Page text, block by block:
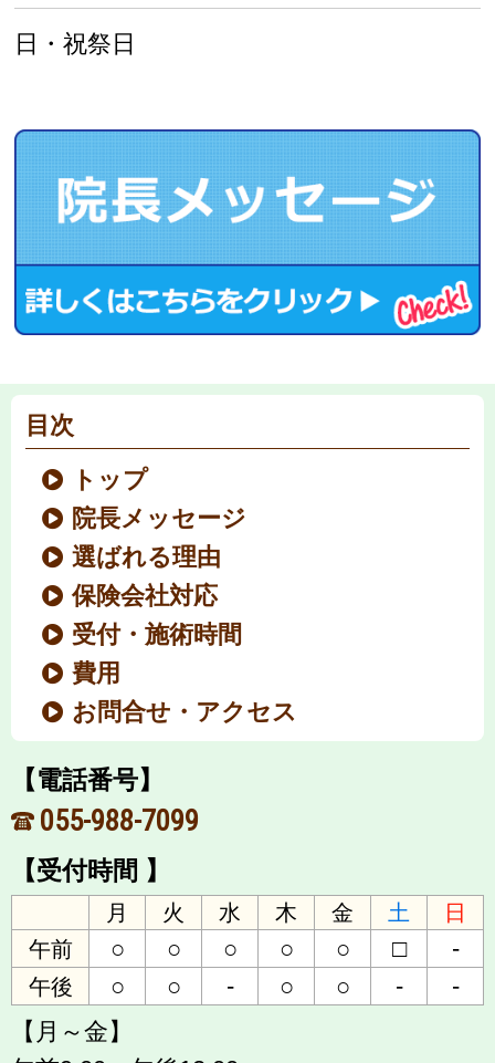
日・祝祭日
目次
トップ
院長メッセージ
選ばれる理由
保険会社対応
受付・施術時間
費用
お問合せ・アクセス
【電話番号】
055-988-7099
【受付時間 】
月 火 水 木 金 土
日
午前
○ ○ ○ ○ ○ □ -
午後 ○ ○ - ○ ○ -
-
【月～金】